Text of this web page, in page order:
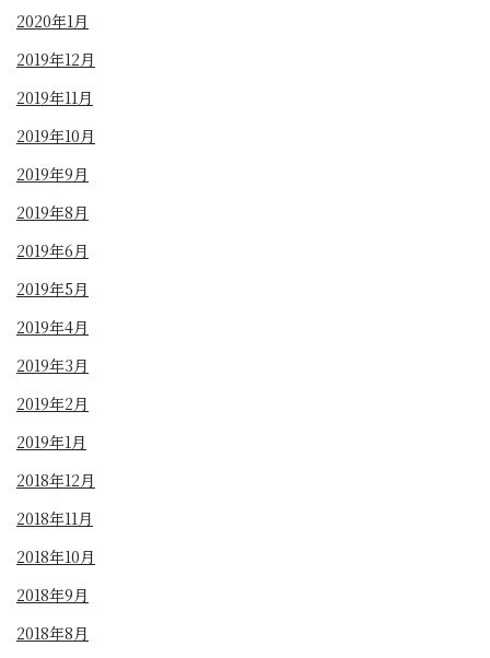
2020年1月
2019年12月
2019年11月
2019年10月
2019年9月
2019年8月
2019年6月
2019年5月
2019年4月
2019年3月
2019年2月
2019年1月
2018年12月
2018年11月
2018年10月
2018年9月
2018年8月